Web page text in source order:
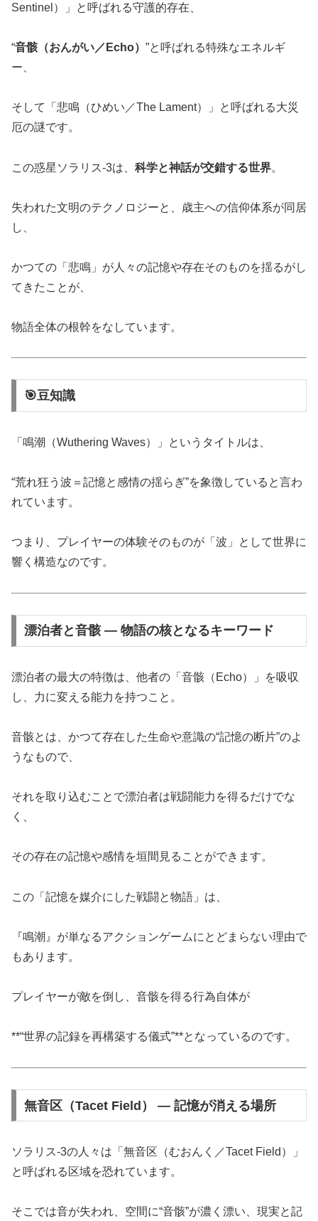
Sentinel）」と呼ばれる守護的存在、
“音骸（おんがい／Echo） ”と呼ばれる特殊なエネルギ
ー、
そして「悲鳴（ひめい／The Lament）」と呼ばれる大災
厄の謎です。
この惑星ソラリス-3は、 科学と神話が交錯する世界。
失われた文明のテクノロジーと、歳主への信仰体系が同居
し、
かつての「悲鳴」が人々の記憶や存在そのものを揺るがし
てきたことが、
物語全体の根幹をなしています。
🎯豆知識
「鳴潮（Wuthering Waves）」というタイトルは、
“荒れ狂う波＝記憶と感情の揺らぎ”を象徴していると言わ
れています。
つまり、プレイヤーの体験そのものが「波」として世界に
響く構造なのです。
漂泊者と音骸 ― 物語の核となるキーワード
漂泊者の最大の特徴は、他者の「音骸（Echo）」を吸収
し、力に変える能力を持つこと。
音骸とは、かつて存在した生命や意識の“記憶の断片”のよ
うなもので、
それを取り込むことで漂泊者は戦闘能力を得るだけでな
く、
その存在の記憶や感情を垣間見ることができます。
この「記憶を媒介にした戦闘と物語」は、
『鳴潮』が単なるアクションゲームにとどまらない理由で
もあります。
プレイヤーが敵を倒し、音骸を得る行為自体が
**“世界の記録を再構築する儀式”**となっているのです。
無音区（Tacet Field） ― 記憶が消える場所
ソラリス-3の人々は「無音区（むおんく／Tacet Field）」
と呼ばれる区域を恐れています。
そこでは音が失われ、空間に“音骸”が濃く漂い、現実と記